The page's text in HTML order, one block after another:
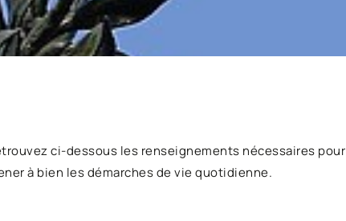
ci-dessous les renseignements nécessaires pour
à bien les démarches de vie quotidienne.